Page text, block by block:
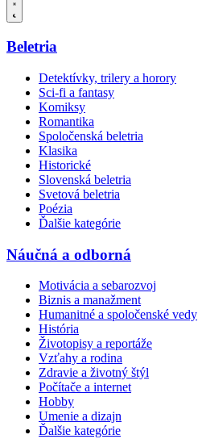
Beletria
Detektívky, trilery a horory
Sci-fi a fantasy
Komiksy
Romantika
Spoločenská beletria
Klasika
Historické
Slovenská beletria
Svetová beletria
Poézia
Ďalšie kategórie
Náučná a odborná
Motivácia a sebarozvoj
Biznis a manažment
Humanitné a spoločenské vedy
História
Životopisy a reportáže
Vzťahy a rodina
Zdravie a životný štýl
Počítače a internet
Hobby
Umenie a dizajn
Ďalšie kategórie